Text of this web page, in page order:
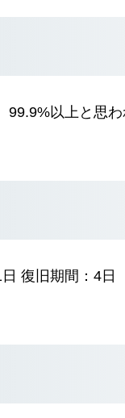
99.9%以上と思
復旧期間：4日